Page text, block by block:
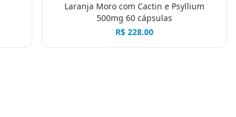
Laranja Moro com Cactin e Psyllium
500mg 60 cápsulas
R$ 228.00